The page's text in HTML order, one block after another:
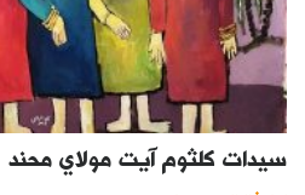
سيدات كلثوم آيت مولاي محند